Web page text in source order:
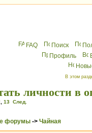
FAQ Поиск
Профиль
В этом
личности в
13 След.
форумы -> Чайная